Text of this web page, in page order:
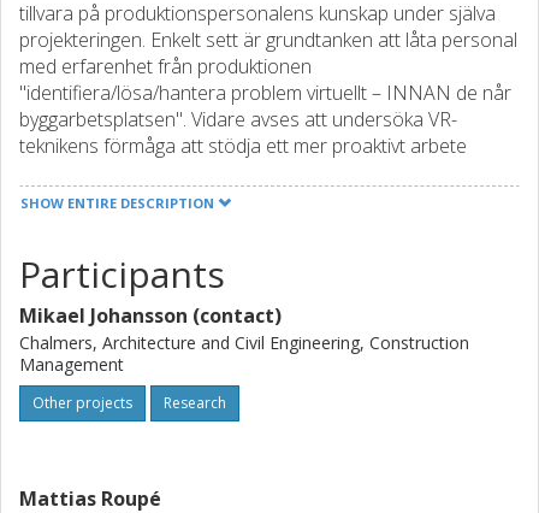
tillvara på produktionspersonalens kunskap under själva
projekteringen. Enkelt sett är grundtanken att låta personal
med erfarenhet från produktionen
"identifiera/lösa/hantera problem virtuellt – INNAN de når
byggarbetsplatsen". Vidare avses att undersöka VR-
teknikens förmåga att stödja ett mer proaktivt arbete
gällande produktionsteknik och arbetsmiljö och för att
genomföras.
SHOW ENTIRE DESCRIPTION
Participants
Mikael Johansson (contact)
Chalmers, Architecture and Civil Engineering, Construction
Management
Other projects Research
Mattias Roupé